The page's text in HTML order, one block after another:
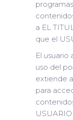
a EL
que el
El usuario
uso del
extiende
para